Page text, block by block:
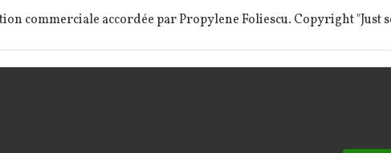
commerciale accordée par Propylene Foliescu. Copyright "Just